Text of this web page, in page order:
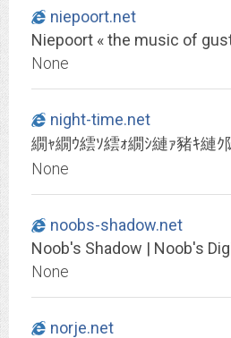
niepoort.net
None
night-time.net
繝ｬ繝ｳ繧ｿ繧ｫ繝ｼ縺ｧ豬ｷ縺ｸ
None
noobs-shadow.net
Noob's Shadow | Noob's
None
norje.net